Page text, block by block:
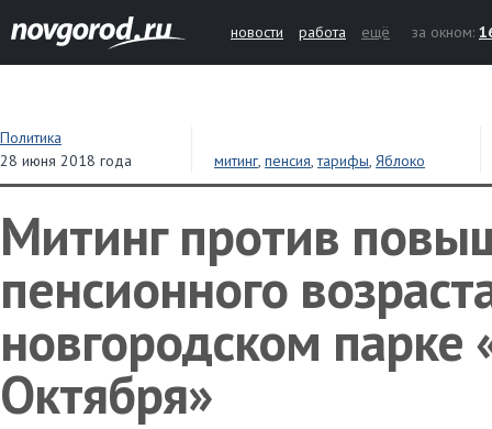
новости работа ещё за окном:
Политика
28 июня 2018 года
митинг, пенсия,тарифы, Яблоко
Митинг против
пенсионного
новгородском парке
Октября»